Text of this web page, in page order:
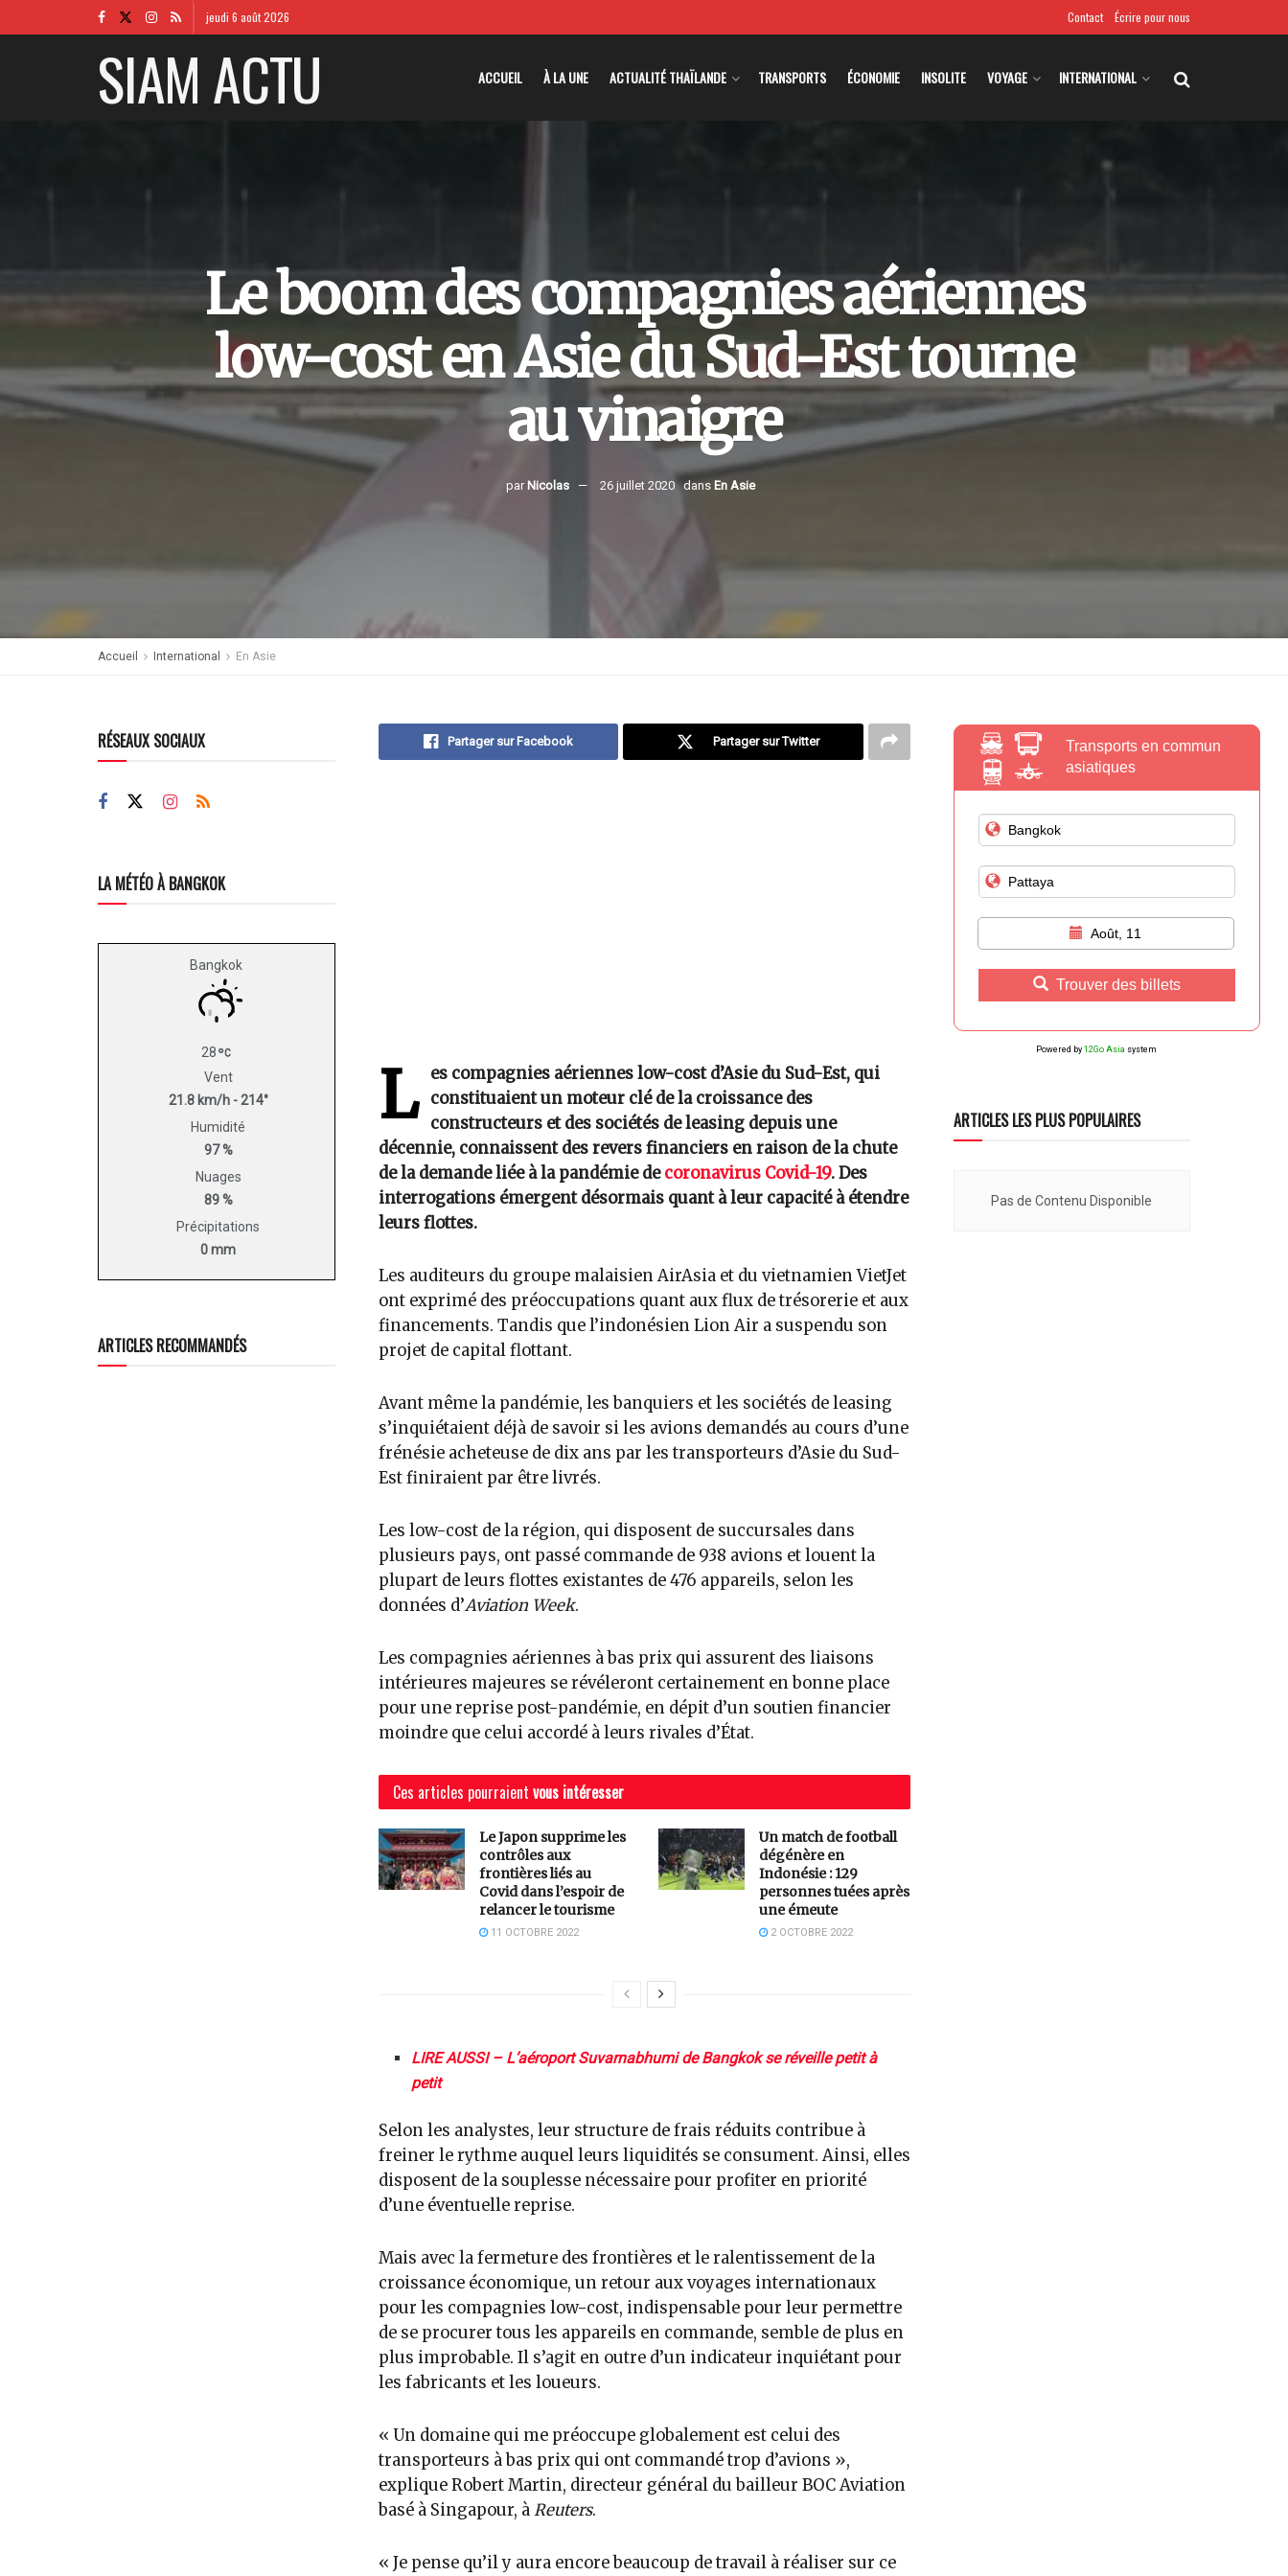
jeudi 6 août 2026 Contact Écrire pour nous
SIAM ACTU ACCUEIL À LA UNE ACTUALITÉ THAÏLANDE TRANSPORTS ÉCONOMIE INSOLITE VOYAGE INTERNATIONAL
Le boom des compagnies aériennes
low-cost en Asie du Sud-Est tourne
au vinaigre
par Nicolas 26 juillet 2020 dans En Asie
Accueil International En Asie
Partager sur Facebook Partager sur Twitter
L
es compagnies aériennes low-cost d’Asie du Sud-Est, qui
constituaient un moteur clé de la croissance des
constructeurs et des sociétés de leasing depuis une
décennie, connaissent des revers financiers en raison de la chute
de la demande liée à la pandémie decoronavirus Covid-19. Des
interrogations émergent désormais quant à leur capacité à étendre
leurs flottes.
Les auditeurs du groupe malaisien AirAsia et du vietnamien VietJet
ont exprimé des préoccupations quant aux flux de trésorerie et aux
financements. Tandis que l’indonésien Lion Air a suspendu son
projet de capital flottant.
Avant même la pandémie, les banquiers et les sociétés de leasing
s’inquiétaient déjà de savoir si les avions demandés au cours d’une
frénésie acheteuse de dix ans par les transporteurs d’Asie du Sud-
Est finiraient par être livrés.
Les low-cost de la région, qui disposent de succursales dans
plusieurs pays, ont passé commande de 938 avions et louent la
plupart de leurs flottes existantes de 476 appareils, selon les
données d’Aviation Week.
Les compagnies aériennes à bas prix qui assurent des liaisons
intérieures majeures se révéleront certainement en bonne place
pour une reprise post-pandémie, en dépit d’un soutien financier
moindre que celui accordé à leurs rivales d’État.
Ces articles pourraient vous intéresser
Le Japon supprime les
contrôles aux
frontières liés au
Covid dans l’espoir de
relancer le tourisme
11 OCTOBRE 2022
Un match de football
dégénère en
Indonésie : 129
personnes tuées après
une émeute
2 OCTOBRE 2022
LIRE AUSSI – L’aéroport Suvarnabhumi de Bangkok se réveille petit à
petit
Selon les analystes, leur structure de frais réduits contribue à
freiner le rythme auquel leurs liquidités se consument. Ainsi, elles
disposent de la souplesse nécessaire pour profiter en priorité
d’une éventuelle reprise.
Mais avec la fermeture des frontières et le ralentissement de la
croissance économique, un retour aux voyages internationaux
pour les compagnies low-cost, indispensable pour leur permettre
de se procurer tous les appareils en commande, semble de plus en
plus improbable. Il s’agit en outre d’un indicateur inquiétant pour
les fabricants et les loueurs.
« Un domaine qui me préoccupe globalement est celui des
transporteurs à bas prix qui ont commandé trop d’avions »,
explique Robert Martin, directeur général du bailleur BOC Aviation
basé à Singapour, àReuters.
« Je pense qu’il y aura encore beaucoup de travail à réaliser sur ce
RÉSEAUX SOCIAUX
LA MÉTÉO À BANGKOK
Bangkok
28
Vent
21.8 km/h - 214°
Humidité
97 %
Nuages
89 %
Précipitations
0 mm
ARTICLES RECOMMANDÉS
Transports en commun
asiatiques
Août, 11
Trouver des billets
Powered by 12Go Asia system
ARTICLES LES PLUS POPULAIRES
Pas de Contenu Disponible